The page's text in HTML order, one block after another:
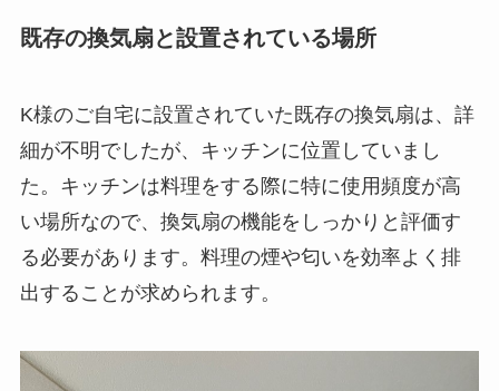
既存の換気扇と設置されている場所
K様のご自宅に設置されていた既存の換気扇は、詳
細が不明でしたが、キッチンに位置していまし
た。キッチンは料理をする際に特に使用頻度が高
い場所なので、換気扇の機能をしっかりと評価す
る必要があります。料理の煙や匂いを効率よく排
出することが求められます。